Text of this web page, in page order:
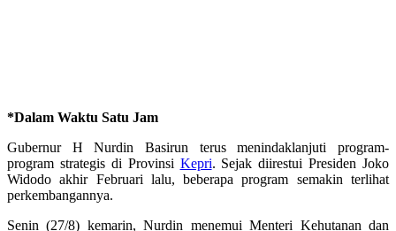
*Dalam Waktu Satu Jam
Gubernur H Nurdin Basirun terus menindaklanjuti program-
program strategis di Provinsi Kepri. Sejak diirestui Presiden Joko
Widodo akhir Februari lalu, beberapa program semakin terlihat
perkembangannya.
Senin (27/8) kemarin, Nurdin menemui Menteri Kehutanan dan